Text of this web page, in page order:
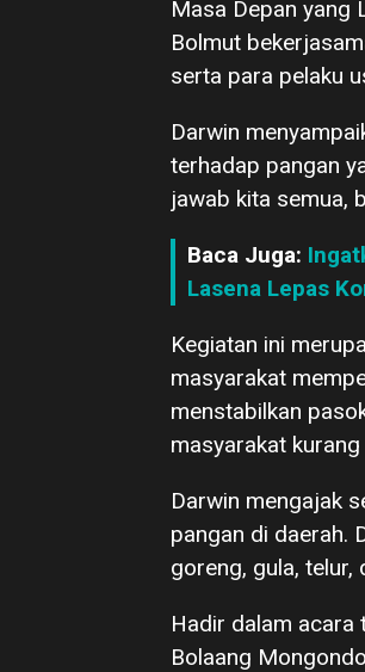
Masa Depan yang
Bolmut
serta para pelaku
Darwin
terhadap pangan
jawab kita semua,
Baca Juga:
Lasena Lepas
Kegiatan ini
masyarakat
menstabilkan
masyarakat
Darwin mengajak
pangan di daerah.
goreng, gula, telur,
Hadir dalam acara
Bolaang